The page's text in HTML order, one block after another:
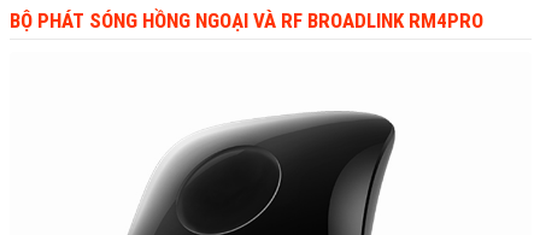
BỘ PHÁT SÓNG HỒNG NGOẠI VÀ RF BROADLINK RM4PRO